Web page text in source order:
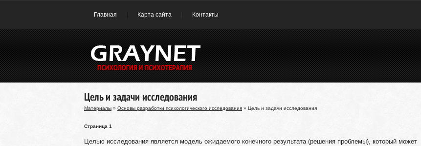
Главная Карта сайта Контакты
Цель и задачи исследования
Материалы » Основы разработки психологического исследования » Цель и задачи исследования
Страница 1
Целью исследования является модель ожидаемого конечного результата (решения проблемы), который может